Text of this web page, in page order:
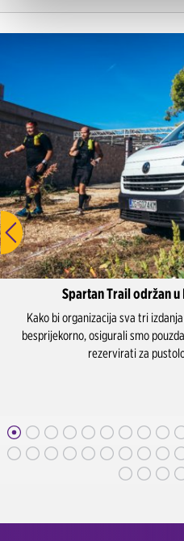
Spartan Trail održan
Kako bi organizacija sva tri
besprijekorno, osigurali smo
rezervirati za